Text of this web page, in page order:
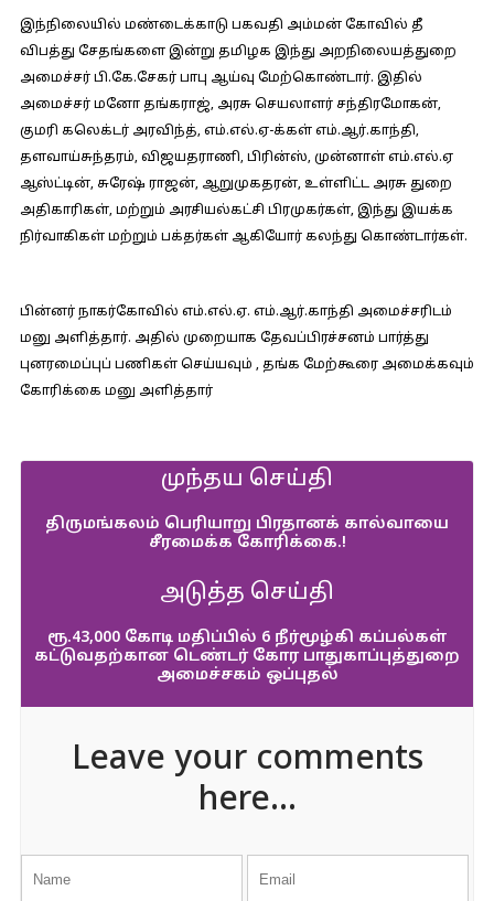
இந்நிலையில் மண்டைக்காடு பகவதி அம்மன் கோவில் தீ
விபத்து சேதங்களை இன்று தமிழக இந்து அறநிலையத்துறை
அமைச்சர் பி.கே.சேகர் பாபு ஆய்வு மேற்கொண்டார். இதில்
அமைச்சர் மனோ தங்கராஜ், அரசு செயலாளர் சந்திரமோகன்,
குமரி கலெக்டர் அரவிந்த், எம்.எல்.ஏ-க்கள் எம்.ஆர்.காந்தி,
தளவாய்சுந்தரம், விஜயதராணி, பிரின்ஸ், முன்னாள் எம்.எல்.ஏ
ஆஸ்ட்டின், சுரேஷ் ராஜன், ஆறுமுகதரன், உள்ளிட்ட அரசு துறை
அதிகாரிகள், மற்றும் அரசியல்கட்சி பிரமுகர்கள், இந்து இயக்க
நிர்வாகிகள் மற்றும் பக்தர்கள் ஆகியோர் கலந்து கொண்டார்கள்.
பின்னர் நாகர்கோவில் எம்.எல்.ஏ. எம்.ஆர்.காந்தி அமைச்சரிடம்
மனு அளித்தார். அதில் முறையாக தேவப்பிரச்சனம் பார்த்து
புனரமைப்புப் பணிகள் செய்யவும் , தங்க மேற்கூரை அமைக்கவும்
கோரிக்கை மனு அளித்தார்
முந்தய செய்தி
திருமங்கலம் பெரியாறு பிரதானக் கால்வாயை
சீரமைக்க கோரிக்கை.!
அடுத்த செய்தி
ரூ.43,000 கோடி மதிப்பில் 6 நீர்மூழ்கி கப்பல்கள்
கட்டுவதற்கான டெண்டர் கோர பாதுகாப்புத்துறை
அமைச்சகம் ஒப்புதல்
Leave your comments
here...